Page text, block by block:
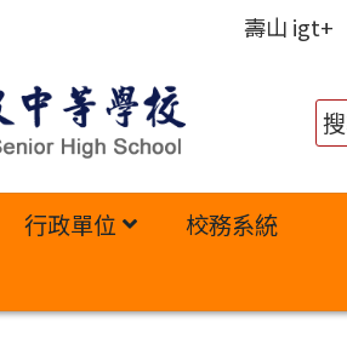
壽山 igt+
行政單位 校務系統